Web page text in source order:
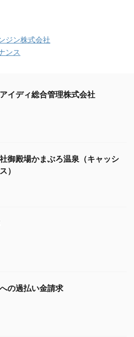
ジン株式会社
ンス
イディ総合管理株式会社
御殿場かまぶろ温泉（キャッシ
）
の過払い金請求